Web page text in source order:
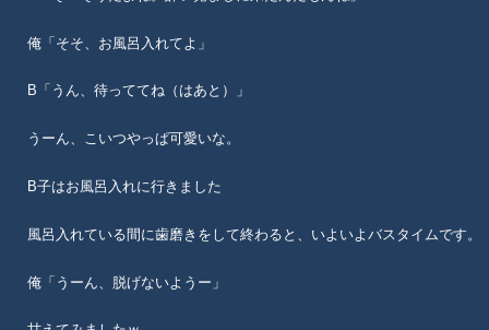
俺「そそ、お風呂入れてよ」
B「うん、待っててね（はあと）」
うーん、こいつやっぱ可愛いな。
B子はお風呂入れに行きました
風呂入れている間に歯磨きをして終わると、いよいよバスタイムです。
俺「うーん、脱げないようー」